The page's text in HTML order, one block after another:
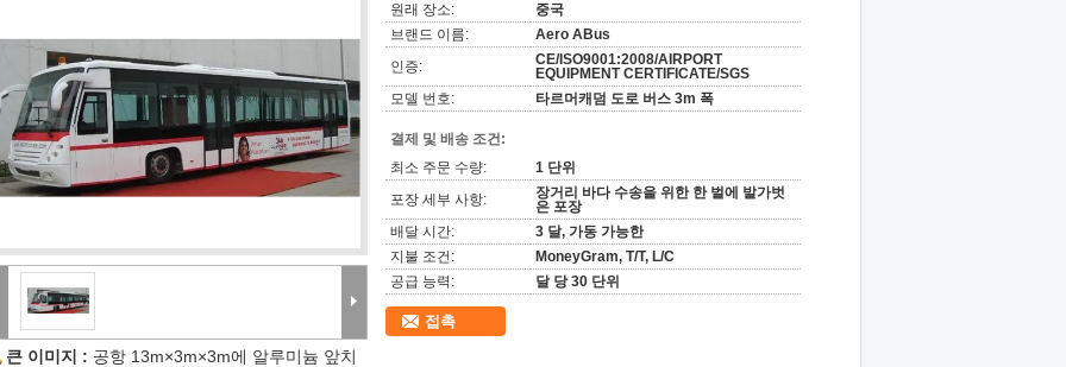
큰 이미지 : 공항 13m×3m×3m에 알루미늄 앞치
원래 장소:
중국
브랜드 이름:
Aero ABus
인증:
CE/ISO9001:2008/AIRPORT
EQUIPMENT CERTIFICATE/SGS
모델 번호:
타르머캐덤 도로 버스 3m 폭
결제 및 배송 조건:
최소 주문 수량:
1 단위
포장 세부 사항:
장거리 바다 수송을 위한 한 벌에 발가벗
은 포장
배달 시간:
3 달, 가동 가능한
지불 조건:
MoneyGram, T/T, L/C
공급 능력:
달 당 30 단위
접촉